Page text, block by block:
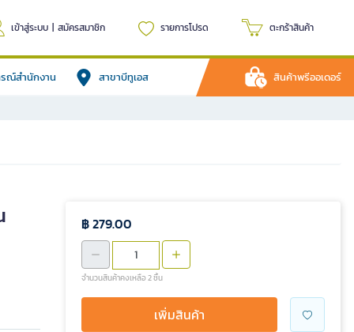
เข้าสู่ระบบ | สมัครสมาชิก รายการโปรด ตะกร้าสินค้า
รณ์สำนักงาน สาขาบีทูเอส สินค้าพรีออเดอร์
฿ 279.00
จำนวนสินค้าคงเหลือ 2 ชิ้น
เพิ่มสินค้า